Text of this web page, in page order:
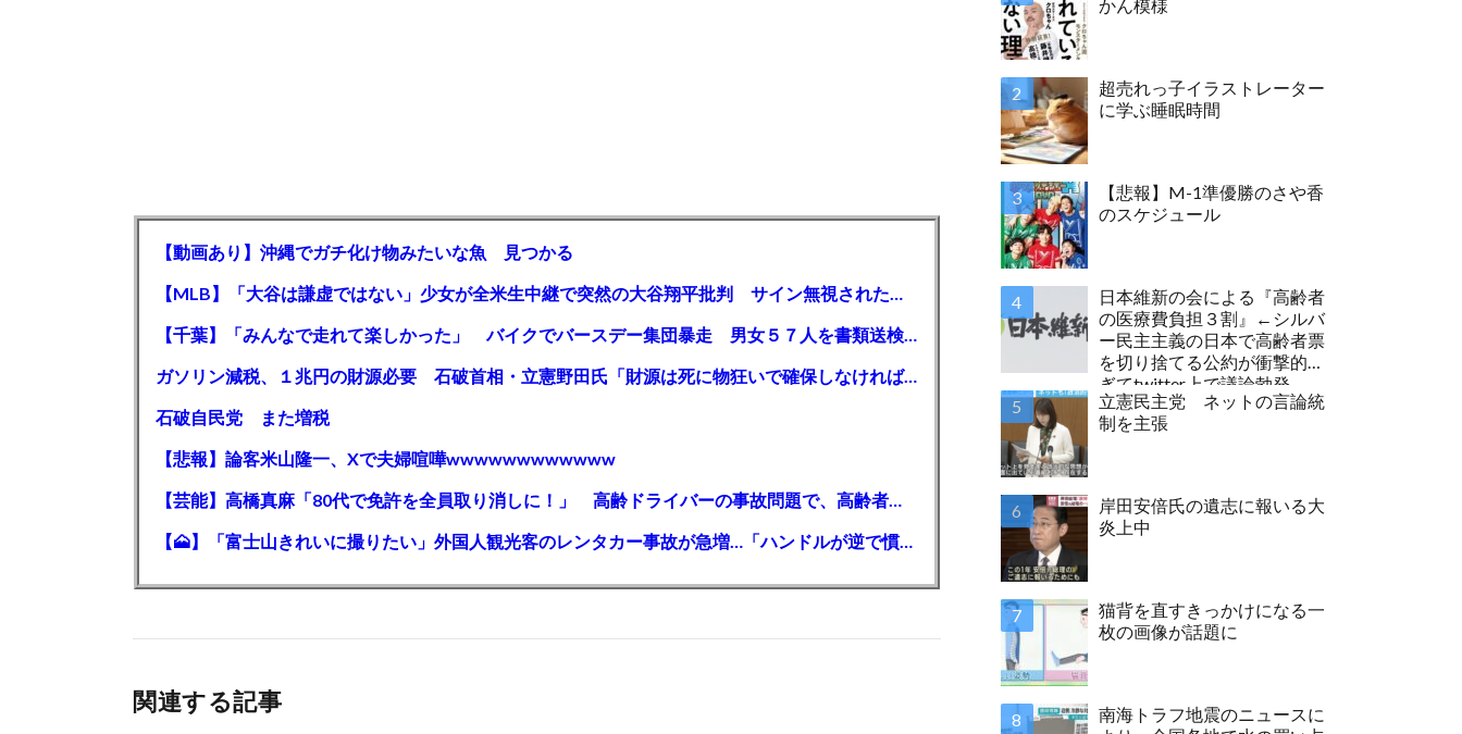
【動画あり】沖縄でガチ化け物みたいな魚 見つかる
【MLB】「大谷は謙虚ではない」少女が全米生中継で突然の大谷翔平批判 サイン無視された過去明かす
【千葉】「みんなで走れて楽しかった」 バイクでバースデー集団暴走 男女５７人を書類送検 SNSで参加者募る
ガソリン減税、１兆円の財源必要 石破首相・立憲野田氏「財源は死に物狂いで確保しなければならない」「本当に死に物狂いで」
石破自民党 また増税
【悲報】論客米山隆一、Xで夫婦喧嘩wwwwwwwwwwww
【芸能】高橋真麻「80代で免許を全員取り消しに！」 高齢ドライバーの事故問題で、高齢者の運転免許取り消し法を提案
【🗻】「富士山きれいに撮りたい」外国人観光客のレンタカー事故が急増…「ハンドルが逆で慣れず」、道の狭さも
関連する記事
かん模様
超売れっ子イラストレーター
に学ぶ睡眠時間
【悲報】M-1準優勝のさや香
のスケジュール
日本維新の会による『高齢者
の医療費負担３割』←シルバ
ー民主主義の日本で高齢者票
を切り捨てる公約が衝撃的す
ぎてtwitter上で議論勃発
立憲民主党 ネットの言論統
制を主張
岸田安倍氏の遺志に報いる大
炎上中
猫背を直すきっかけになる一
枚の画像が話題に
南海トラフ地震のニュースに